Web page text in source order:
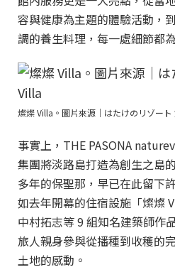
容與健康為主題的體驗活動，
調的養生料理，每一處細節都
燦燦 Villa。圖片來源｜はたけのリゾート
事實上，THE PASONA
集團將淡路島打造為創生之島
多年的保聖那，早已在此留下
如去年開幕的住宿設施「燦燦
中村拓志等 9 組知名建築師作
旅人親身參與從播種到收穫的
土地的感動。